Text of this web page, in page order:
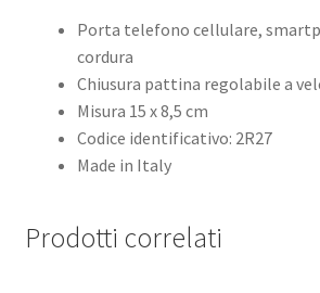
Porta telefono cellulare,
cordura
Chiusura pattina regolabile a
Misura 15 x 8,5 cm
Codice identificativo: 2R27
Made in Italy
Prodotti correlati